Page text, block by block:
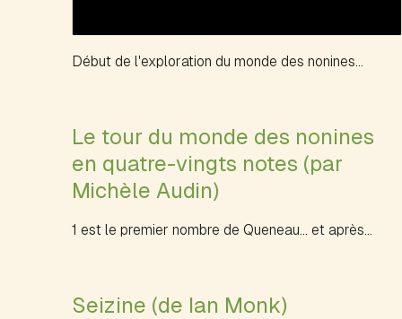
Début de l'exploration du monde des nonines...
Le tour du monde des nonines
en quatre-vingts notes (par
Michèle Audin)
1 est le premier nombre de Queneau... et après...
Seizine (de Ian Monk)